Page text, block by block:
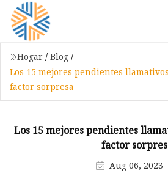
Hogar / Blog /
Los 15 mejores pendientes
factor sorpresa
Los 15 mejores pendientes
factor
Aug 06, 2023